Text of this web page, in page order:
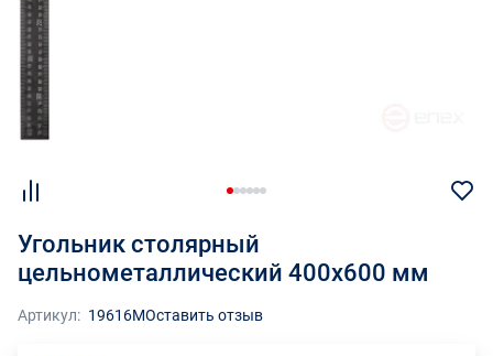
Угольник столярный
цельнометаллический 400х600 мм
Артикул: 19616МОставить отзыв